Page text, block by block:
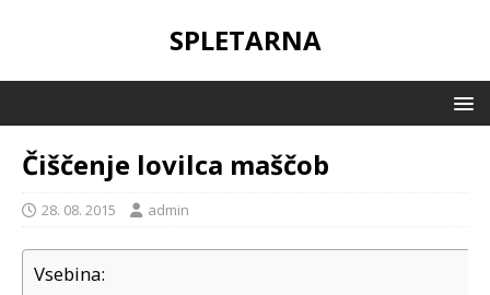
SPLETARNA
Čiščenje lovilca maščob
28. 08. 2015 admin
Vsebina: